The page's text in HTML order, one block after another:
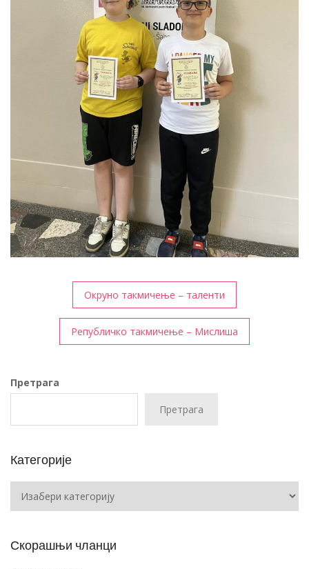
Кретање
чланка
Окруно такмичење – таленти
Републичко такмичење – Мислиша
Претрага
Претрага
Категорије
Скорашњи чланци